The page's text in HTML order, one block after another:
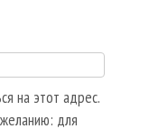
на этот адрес.
для